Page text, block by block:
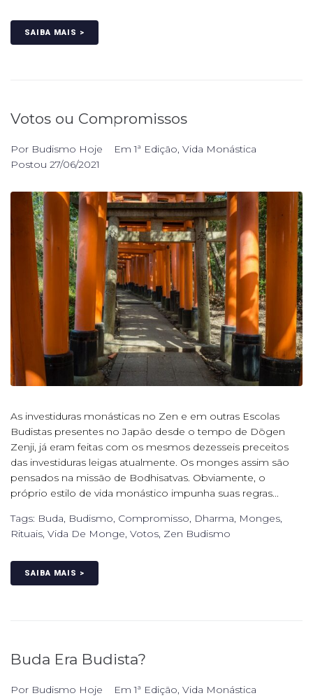
SAIBA MAIS >
Votos ou Compromissos
Por Budismo Hoje Em1ª Edição, Vida Monástica
Postou 27/06/2021
As investiduras monásticas no Zen e em outras Escolas
Budistas presentes no Japão desde o tempo de Dōgen
Zenji, já eram feitas com os mesmos dezesseis preceitos
das investiduras leigas atualmente. Os monges assim são
pensados na missão de Bodhisatvas. Obviamente, o
próprio estilo de vida monástico impunha suas regras...
Tags: Buda, Budismo, Compromisso, Dharma, Monges,
Rituais, Vida De Monge, Votos, Zen Budismo
SAIBA MAIS >
Buda Era Budista?
Por Budismo Hoje Em1ª Edição, Vida Monástica